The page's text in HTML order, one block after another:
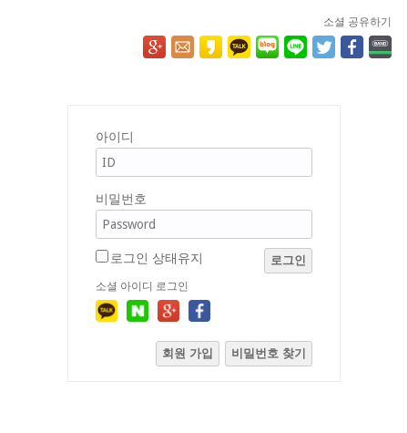
소셜 공유하기
아이디
비밀번호
로그인 상태유지 로그인
소셜 아이디 로그인
회원 가입 비밀번호 찾기